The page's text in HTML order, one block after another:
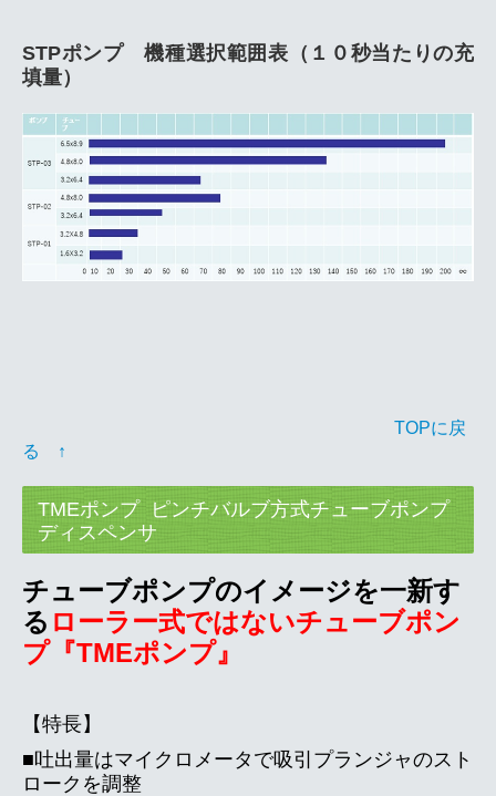
STPポンプ 機種選択範囲表（１０秒当たりの充
填量）
TOPに戻
る ↑
TMEポンプ ピンチバルブ方式チューブポンプ
ディスペンサ
チューブポンプのイメージを一新す
る ローラー式ではないチューブポン
プ『TMEポンプ』
【特長】
■吐出量はマイクロメータで吸引 プランジャのスト
ロークを調整